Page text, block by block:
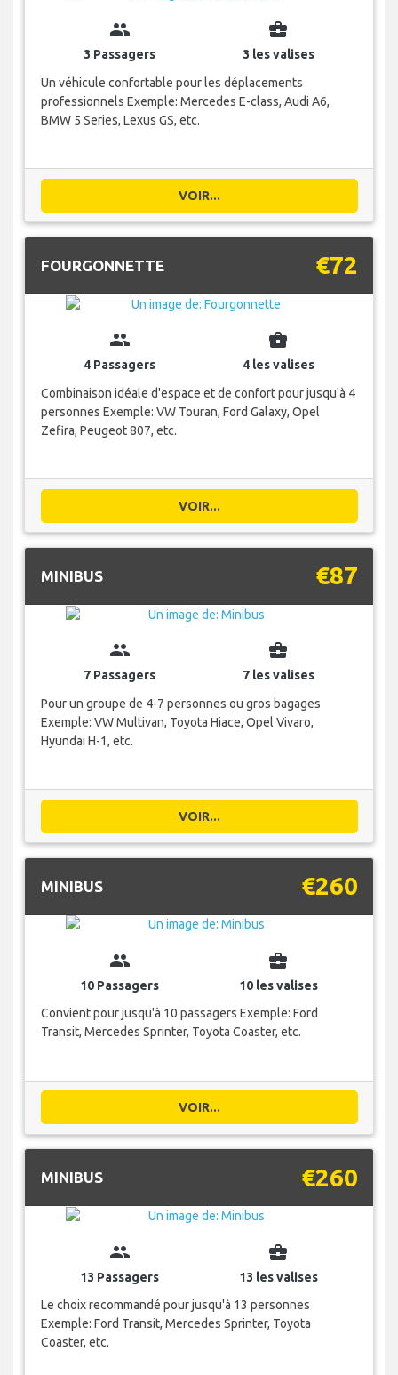
group
3 Passagers
business_center
3 les valises
Un véhicule confortable pour les déplacements
professionnels Exemple: Mercedes E-class, Audi A6,
BMW 5 Series, Lexus GS, etc.
VOIR...
FOURGONNETTE €72
group
4 Passagers
business_center
4 les valises
Combinaison idéale d'espace et de confort pour jusqu'à 4
personnes Exemple: VW Touran, Ford Galaxy, Opel
Zefira, Peugeot 807, etc.
VOIR...
MINIBUS €87
group
7 Passagers
business_center
7 les valises
Pour un groupe de 4-7 personnes ou gros bagages
Exemple: VW Multivan, Toyota Hiace, Opel Vivaro,
Hyundai H-1, etc.
VOIR...
MINIBUS €260
group
10 Passagers
business_center
10 les valises
Convient pour jusqu'à 10 passagers Exemple: Ford
Transit, Mercedes Sprinter, Toyota Coaster, etc.
VOIR...
MINIBUS €260
group
13 Passagers
business_center
13 les valises
Le choix recommandé pour jusqu'à 13 personnes
Exemple: Ford Transit, Mercedes Sprinter, Toyota
Coaster, etc.